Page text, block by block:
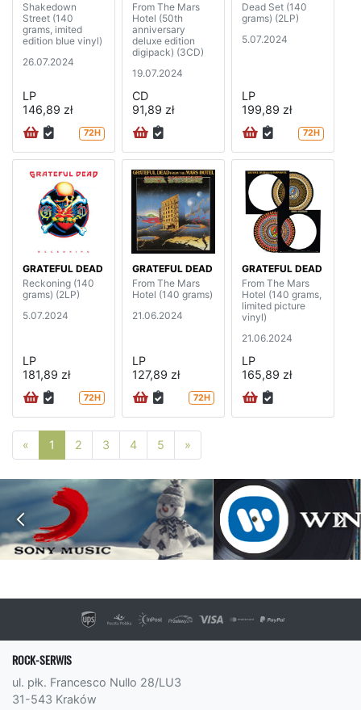
Shakedown
Street (140
grams, imited
edition blue vinyl)
26.07.2024
LP
146,89 zł
72H
From The Mars
Hotel (50th
anniversary
deluxe edition
digipack) (3CD)
19.07.2024
CD
91,89 zł
Dead Set (140
grams) (2LP)
5.07.2024
LP
199,89 zł
72H
GRATEFUL DEAD
Reckoning (140
grams) (2LP)
5.07.2024
LP
181,89 zł
72H
GRATEFUL DEAD
From The Mars
Hotel (140 grams)
21.06.2024
LP
127,89 zł
72H
GRATEFUL DEAD
From The Mars
Hotel (140 grams,
limited picture
vinyl)
21.06.2024
LP
165,89 zł
« Poprzednia strona
1 2 3 4 5 »
ROCK-SERWIS
ul. płk. Francesco Nullo 28/LU3
31-543 Kraków